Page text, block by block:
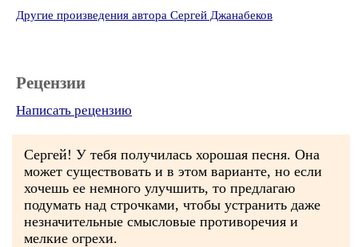
Другие произведения автора Сергей Джанабеков
Рецензии
Написать рецензию
Сергей! У тебя получилась хорошая песня. Она
может существовать и в этом варианте, но если
хочешь ее немного улучшить, то предлагаю
подумать над строчками, чтобы устранить даже
незначительные смысловые противоречия и
мелкие огрехи.